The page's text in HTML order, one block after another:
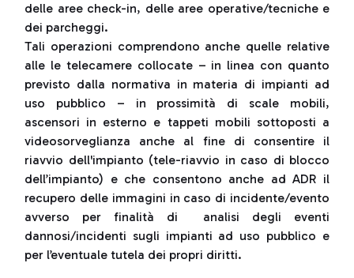
delle aree check-in, delle aree operative/tecniche e
dei parcheggi.
Tali operazioni comprendono anche quelle relative
alle le telecamere collocate – in linea con quanto
previsto dalla normativa in materia di impianti ad
uso pubblico – in prossimità di scale mobili,
ascensori in esterno e tappeti mobili sottoposti a
videosorveglianza anche al fine di consentire il
riavvio dell'impianto (tele-riavvio in caso di blocco
dell’impianto) e che consentono anche ad ADR il
recupero delle immagini in caso di incidente/evento
avverso per finalità di analisi degli eventi
dannosi/incidenti sugli impianti ad uso pubblico e
per l’eventuale tutela dei propri diritti.